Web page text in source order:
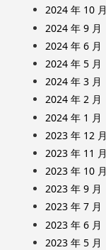
2024 年 10 月
2024 年 9 月
2024 年 6 月
2024 年 5 月
2024 年 3 月
2024 年 2 月
2024 年 1 月
2023 年 12 月
2023 年 11 月
2023 年 10 月
2023 年 9 月
2023 年 7 月
2023 年 6 月
2023 年 5 月